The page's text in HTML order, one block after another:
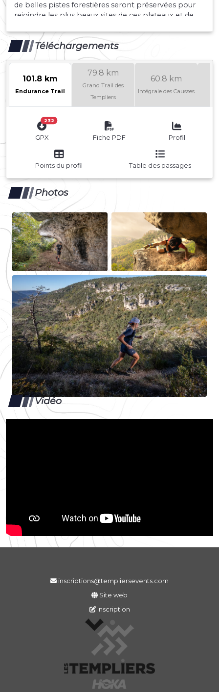
de belles pistes forestières seront préservées pour
rejoindre les plus beaux sites de ces plateaux et de
Téléchargements
101.8 km
Endurance Trail
79.8 km
Grand Trail des
Templiers
60.8 km
Intégrale des Causses
232
GPX Fiche PDF Profil
Points du profil Table des passages
Photos
Vidéo
inscriptions@templiersevents.com
Site web
Inscription